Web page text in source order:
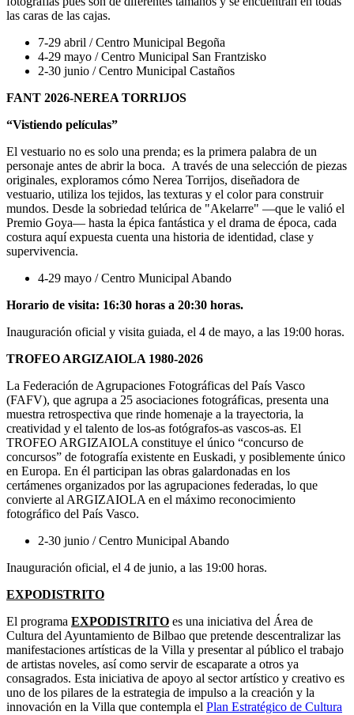
las caras de las cajas.
7-29 abril / Centro Municipal Begoña
4-29 mayo / Centro Municipal San Frantzisko
2-30 junio / Centro Municipal Castaños
FANT 2026-NEREA TORRIJOS
“Vistiendo películas”
El vestuario no es solo una prenda; es la primera palabra de un
personaje antes de abrir la boca. A través de una selección de piezas
originales, exploramos cómo Nerea Torrijos, diseñadora de
vestuario, utiliza los tejidos, las texturas y el color para construir
mundos. Desde la sobriedad telúrica de "Akelarre" —que le valió el
Premio Goya— hasta la épica fantástica y el drama de época, cada
costura aquí expuesta cuenta una historia de identidad, clase y
supervivencia.
4-29 mayo / Centro Municipal Abando
Horario de visita: 16:30 horas a 20:30 horas.
Inauguración oficial y visita guiada, el 4 de mayo, a las 19:00 horas.
TROFEO ARGIZAIOLA 1980-2026
La Federación de Agrupaciones Fotográficas del País Vasco
(FAFV), que agrupa a 25 asociaciones fotográficas, presenta una
muestra retrospectiva que rinde homenaje a la trayectoria, la
creatividad y el talento de los-as fotógrafos-as vascos-as. El
TROFEO ARGIZAIOLA constituye el único “concurso de
concursos” de fotografía existente en Euskadi, y posiblemente único
en Europa. En él participan las obras galardonadas en los
certámenes organizados por las agrupaciones federadas, lo que
convierte al ARGIZAIOLA en el máximo reconocimiento
fotográfico del País Vasco.
2-30 junio / Centro Municipal Abando
Inauguración oficial, el 4 de junio, a las 19:00 horas.
EXPODISTRITO
El programa EXPODISTRITO es una iniciativa del Área de
Cultura del Ayuntamiento de Bilbao que pretende descentralizar las
manifestaciones artísticas de la Villa y presentar al público el trabajo
de artistas noveles, así como servir de escaparate a otros ya
consagrados. Esta iniciativa de apoyo al sector artístico y creativo es
uno de los pilares de la estrategia de impulso a la creación y la
innovación en la Villa que contempla el Plan Estratégico de Cultura